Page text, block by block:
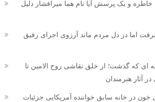
خاطره و یک پرسش آیا نام هما میرافشار دلیل
اما در دل مردم ماند آرزوی اجرای رفیق
ای که گذشت؛ از خلق نقاشی روح الامین تا
آثار هنرمندان
در خانه سابق خواننده آمریکایی جزئیات